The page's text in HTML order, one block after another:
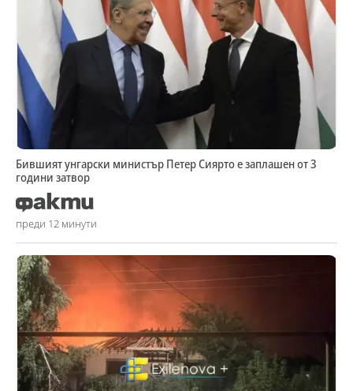
Бившият унгарски министър Петер Сиярто е заплашен от 3
години затвор
преди 12 минути